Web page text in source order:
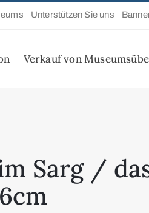
Unterstützen Sie uns
Verkauf von
Sarg /